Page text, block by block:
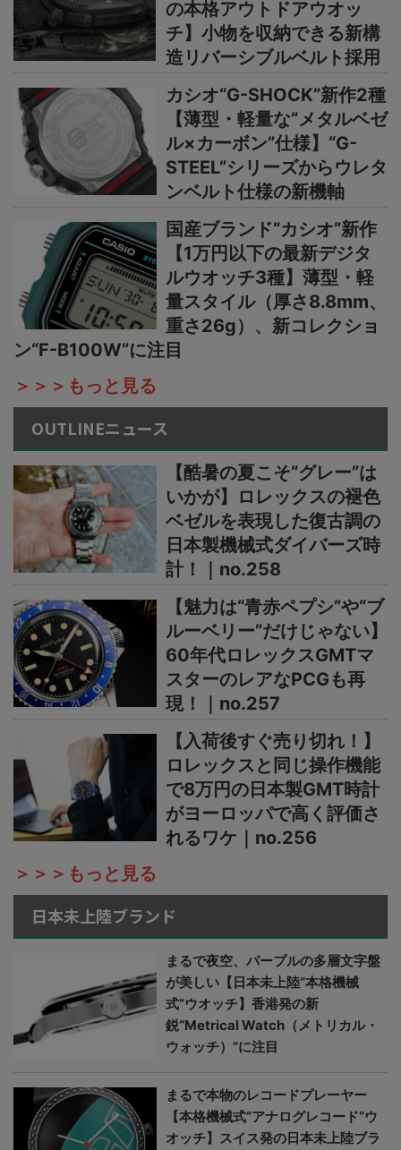
の本格アウトドアウオッ
チ】小物を収納できる新構
造リバーシブルベルト採用
カシオ“G-SHOCK”新作2種
【薄型・軽量な“メタルベゼ
ル×カーボン”仕様】“G-
STEEL”シリーズからウレタ
ンベルト仕様の新機軸
国産ブランド“カシオ”新作
【1万円以下の最新デジタ
ルウオッチ3種】薄型・軽
量スタイル（厚さ8.8mm、
重さ26g）、新コレクショ
ン“F-B100W”に注目
＞＞＞もっと見る
OUTLINEニュース
【酷暑の夏こそ“グレー”は
いかが】ロレックスの褪色
ベゼルを表現した復古調の
日本製機械式ダイバーズ時
計！｜no.258
【魅力は“青赤ペプシ”や“ブ
ルーベリー”だけじゃない】
60年代ロレックスGMTマ
スターのレアなPCGも再
現！｜no.257
【入荷後すぐ売り切れ！】
ロレックスと同じ操作機能
で8万円の日本製GMT時計
がヨーロッパで高く評価さ
れるワケ｜no.256
＞＞＞もっと見る
日本未上陸ブランド
まるで夜空、パープルの多層文字盤
が美しい【日本未上陸“本格機械
式”ウオッチ】香港発の新
鋭“Metrical Watch（メトリカル・
ウォッチ）”に注目
まるで本物のレコードプレーヤー
【本格機械式“アナログレコード”ウ
オッチ】スイス発の日本未上陸ブラ